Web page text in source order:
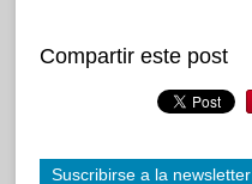
Compartir este post
Suscribirse a la newsletter